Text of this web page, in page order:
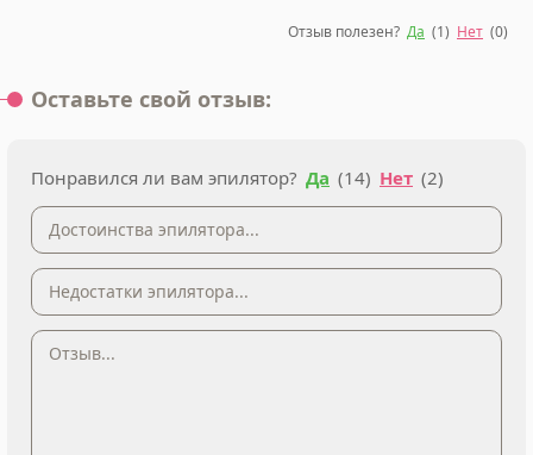
Отзыв полезен? Да (1) Нет (0)
Оставьте свой отзыв:
Понравился ли вам эпилятор? Да (14) Нет (2)